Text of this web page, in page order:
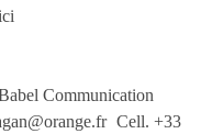
Communication
Cell. +33